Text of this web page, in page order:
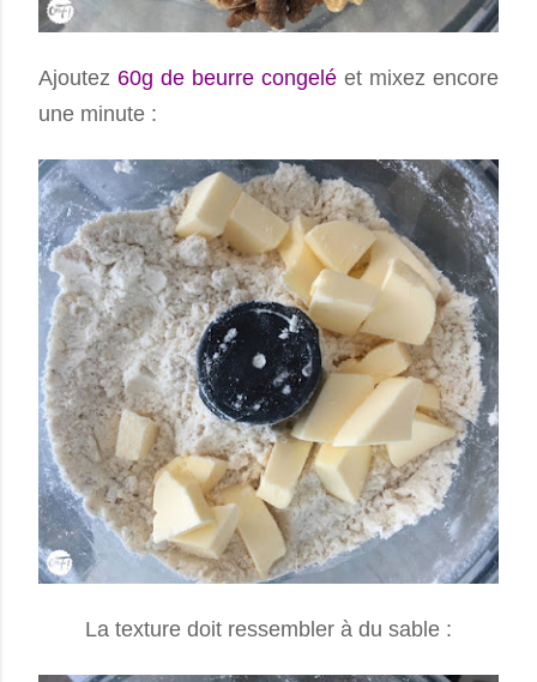
Ajoutez 60g de beurre congelé et mixez encore
une minute :
La texture doit ressembler à du sable :